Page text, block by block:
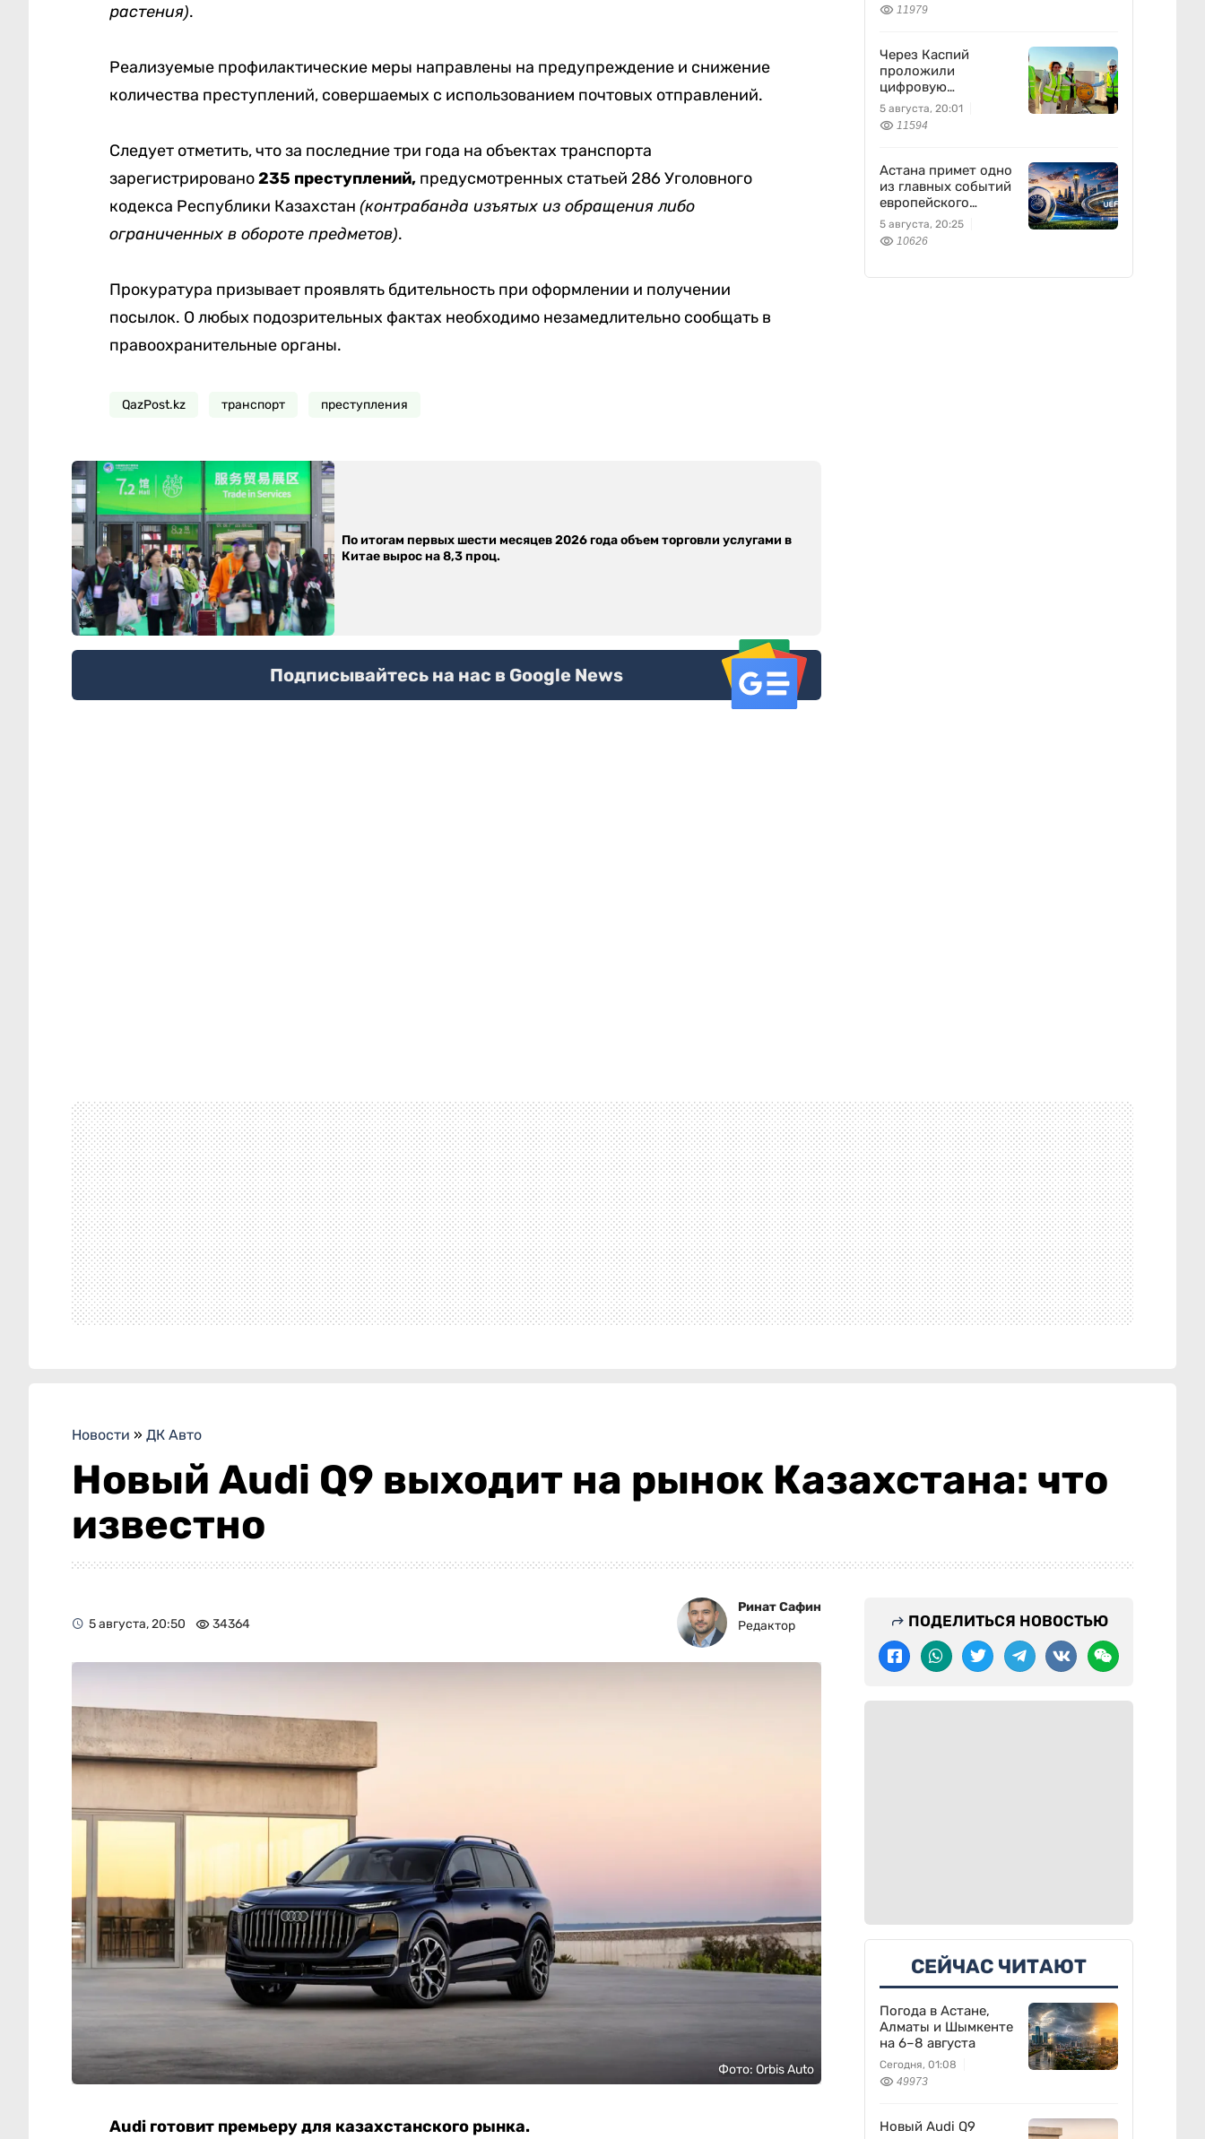
растения).
Реализуемые профилактические меры направлены на предупреждение и снижение
количества преступлений, совершаемых с использованием почтовых отправлений.
Следует отметить, что за последние три года на объектах транспорта
зарегистрировано235 преступлений,предусмотренных статьей 286 Уголовного
кодекса Республики Казахстан (контрабанда изъятых из обращения либо
ограниченных в обороте предметов).
Прокуратура призывает проявлять бдительность при оформлении и получении
посылок. О любых подозрительных фактах необходимо незамедлительно сообщать в
правоохранительные органы.
QazPost.kz транспорт преступления
По итогам первых шести месяцев 2026 года объем торговли услугами в
Китае вырос на 8,3 проц.
Подписывайтесь на нас в Google News
11979
Через Каспий
проложили
цифровую
магистраль: что это
изменит
5 августа, 20:01
11594
Астана примет одно
из главных событий
европейского
футбола
5 августа, 20:25
10626
Новости » ДК Авто
Новый Audi Q9 выходит на рынок Казахстана: что
известно
5 августа, 20:50 34364
Ринат Сафин
Редактор
Фото: Orbis Auto
Audi готовит премьеру для казахстанского рынка.
ПОДЕЛИТЬСЯ НОВОСТЬЮ
СЕЙЧАС ЧИТАЮТ
Погода в Астане,
Алматы и Шымкенте
на 6–8 августа
Сегодня, 01:08
49973
Новый Audi Q9